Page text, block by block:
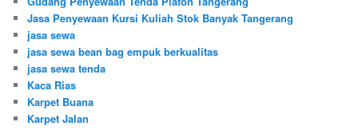
Jasa Penyewaan Kursi Kuliah Stok Banyak Tangerang
jasa sewa
jasa sewa bean bag empuk berkualitas
jasa sewa tenda
Kaca Rias
Karpet Buana
Karpet Jalan